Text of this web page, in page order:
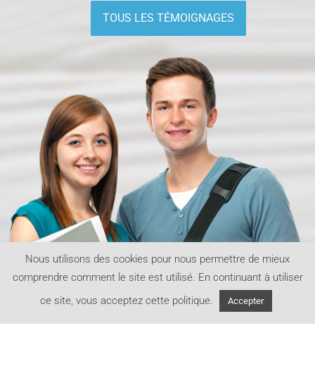
TOUS LES TÉMOIGNAGES
Nous utilisons des cookies pour nous permettre de mieux
comprendre comment le site est utilisé. En continuant à utiliser
ce site, vous acceptez cette politique.
Accepter